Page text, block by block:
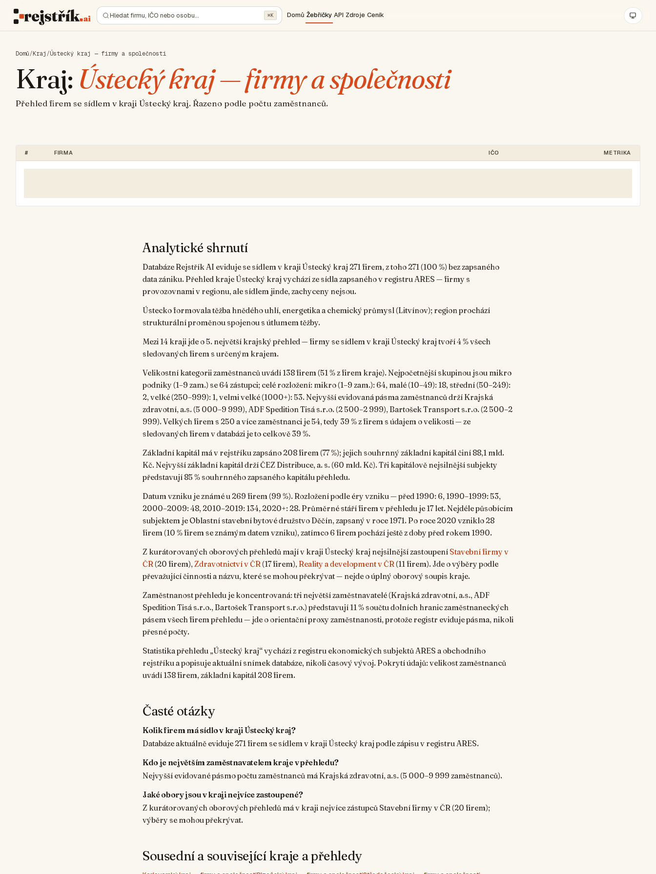
Hledat firmu, IČO nebo osobu… ⌘K Domů Žebříčky API Zdroje Ceník
Domů/Kraj/Ústecký kraj — firmy a společnosti
Kraj: Ústecký kraj — firmy a společnosti
Přehled firem se sídlem v kraji Ústecký kraj. Řazeno podle počtu zaměstnanců.
# FIRMA IČO METRIKA
Analytické shrnutí
Databáze Rejstřík AI eviduje se sídlem v kraji Ústecký kraj 271 firem, z toho 271 (100 %) bez zapsaného
data zániku. Přehled kraje Ústecký kraj vychází ze sídla zapsaného v registru ARES — firmy s
provozovnami v regionu, ale sídlem jinde, zachyceny nejsou.
Ústecko formovala těžba hnědého uhlí, energetika a chemický průmysl (Litvínov); region prochází
strukturální proměnou spojenou s útlumem těžby.
Mezi 14 kraji jde o 5. největší krajský přehled — firmy se sídlem v kraji Ústecký kraj tvoří 4 % všech
sledovaných firem s určeným krajem.
Velikostní kategorii zaměstnanců uvádí 138 firem (51 % z firem kraje). Nejpočetnější skupinou jsou mikro
podniky (1–9 zam.) se 64 zástupci; celé rozložení: mikro (1–9 zam.): 64, malé (10–49): 18, střední (50–249):
2, velké (250–999): 1, velmi velké (1000+): 53. Nejvyšší evidovaná pásma zaměstnanců drží Krajská
zdravotní, a.s. (5 000–9 999), ADF Spedition Tisá s.r.o. (2 500–2 999), Bartošek Transport s.r.o. (2 500–2
999). Velkých firem s 250 a více zaměstnanci je 54, tedy 39 % z firem s údajem o velikosti — ze
sledovaných firem v databázi je to celkově 39 %.
Základní kapitál má v rejstříku zapsáno 208 firem (77 %); jejich souhrnný základní kapitál činí 88,1 mld.
Kč. Nejvyšší základní kapitál drží ČEZ Distribuce, a. s. (60 mld. Kč). Tři kapitálově nejsilnější subjekty
představují 85 % souhrnného zapsaného kapitálu přehledu.
Datum vzniku je známé u 269 firem (99 %). Rozložení podle éry vzniku — před 1990: 6, 1990–1999: 53,
2000–2009: 48, 2010–2019: 134, 2020+: 28. Průměrné stáří firem v přehledu je 17 let. Nejdéle působícím
subjektem je Oblastní stavební bytové družstvo Děčín, zapsaný v roce 1971. Po roce 2020 vzniklo 28
firem (10 % firem se známým datem vzniku), zatímco 6 firem pochází ještě z doby před rokem 1990.
Z kurátorovaných oborových přehledů mají v kraji Ústecký kraj nejsilnější zastoupení Stavební firmy v
ČR(20 firem),Zdravotnictví v ČR(17 firem), Reality a development v ČR(11 firem). Jde o výběry podle
převažující činnosti a názvu, které se mohou překrývat — nejde o úplný oborový soupis kraje.
Zaměstnanost přehledu je koncentrovaná: tři největší zaměstnavatelé (Krajská zdravotní, a.s., ADF
Spedition Tisá s.r.o., Bartošek Transport s.r.o.) představují 11 % součtu dolních hranic zaměstnaneckých
pásem všech firem přehledu — jde o orientační proxy zaměstnanosti, protože registr eviduje pásma, nikoli
přesné počty.
Statistika přehledu „Ústecký kraj“ vychází z registru ekonomických subjektů ARES a obchodního
rejstříku a popisuje aktuální snímek databáze, nikoli časový vývoj. Pokrytí údajů: velikost zaměstnanců
uvádí 138 firem, základní kapitál 208 firem.
Časté otázky
Kolik firem má sídlo v kraji Ústecký kraj?
Databáze aktuálně eviduje 271 firem se sídlem v kraji Ústecký kraj podle zápisu v registru ARES.
Kdo je největším zaměstnavatelem kraje v přehledu?
Nejvyšší evidované pásmo počtu zaměstnanců má Krajská zdravotní, a.s. (5 000–9 999 zaměstnanců).
Jaké obory jsou v kraji nejvíce zastoupené?
Z kurátorovaných oborových přehledů má v kraji nejvíce zástupců Stavební firmy v ČR (20 firem);
výběry se mohou překrývat.
Sousední a související kraje a přehledy